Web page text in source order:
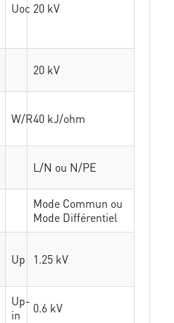
Uoc 20 kV
20 kV
W/R40 kJ/ohm
L/N ou N/PE
Mode Commun ou
Mode Différentiel
Up 1.25 kV
Up-
in
0.6 kV